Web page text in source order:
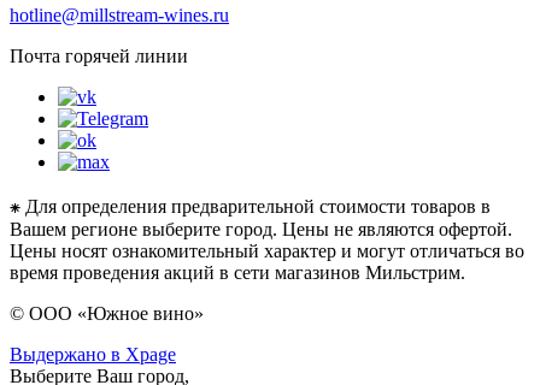
hotline@millstream-wines.ru
Почта горячей линии
⁕ Для определения предварительной стоимости товаров в
Вашем регионе выберите город. Цены не являются офертой.
Цены носят ознакомительный характер и могут отличаться во
время проведения акций в сети магазинов Мильстрим.
© ООО «Южное вино»
Выдержано в Xpage
Выберите Ваш город,